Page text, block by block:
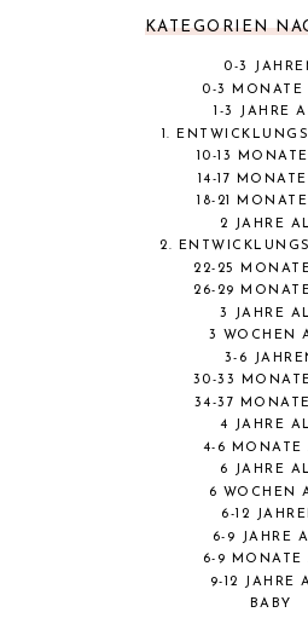
KATEGORIEN
0-3
0-3 MONATE
1-3 JAHRE
1.
10-13
14-17
18-21
2 JAHRE
2.
22-25
26-29
3 JAHRE
3 WOCHEN
3-6
30-33
34-37
4 JAHRE
4-6 MONATE
6 JAHRE
6 WOCHEN
6-12
6-9 JAHRE
6-9 MONATE
9-12 JAHRE
BABY